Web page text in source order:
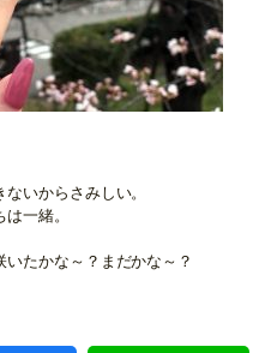
いからさみしい。
一緒。
たかな～？まだかな～？